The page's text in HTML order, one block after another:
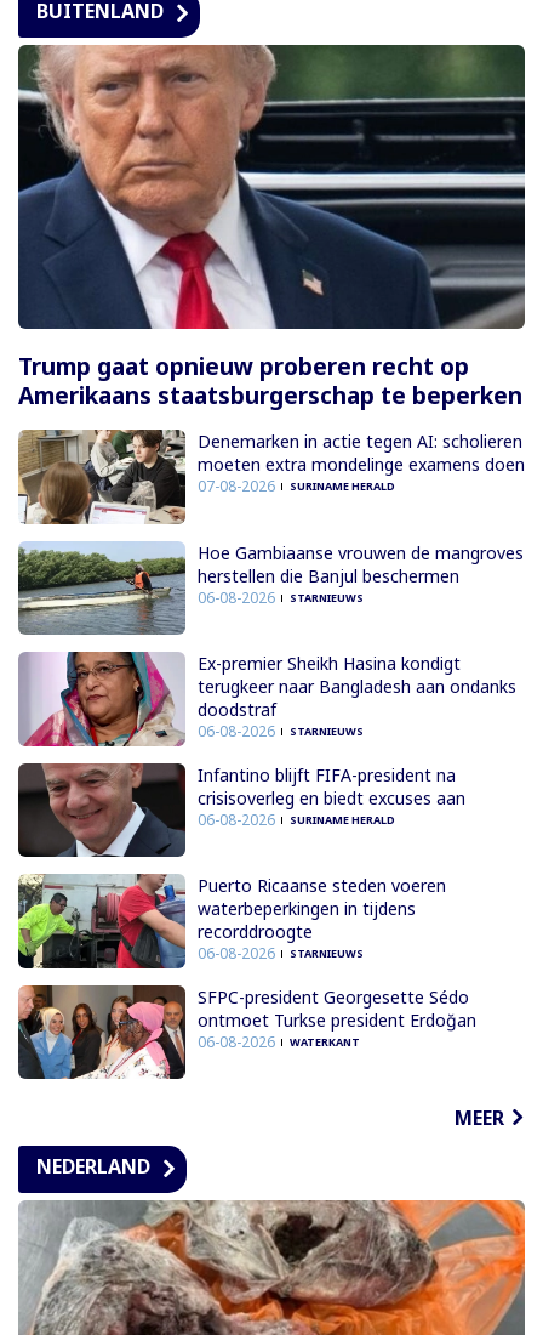
BUITENLAND
Trump gaat opnieuw proberen recht op
Amerikaans staatsburgerschap te beperken
Denemarken in actie tegen AI: scholieren
moeten extra mondelinge examens doen
07-08-2026 SURINAME HERALD
Hoe Gambiaanse vrouwen de mangroves
herstellen die Banjul beschermen
06-08-2026 STARNIEUWS
Ex-premier Sheikh Hasina kondigt
terugkeer naar Bangladesh aan ondanks
doodstraf
06-08-2026 STARNIEUWS
Infantino blijft FIFA-president na
crisisoverleg en biedt excuses aan
06-08-2026 SURINAME HERALD
Puerto Ricaanse steden voeren
waterbeperkingen in tijdens
recorddroogte
06-08-2026 STARNIEUWS
SFPC-president Georgesette Sédo
ontmoet Turkse president Erdoğan
06-08-2026 WATERKANT
MEER
NEDERLAND